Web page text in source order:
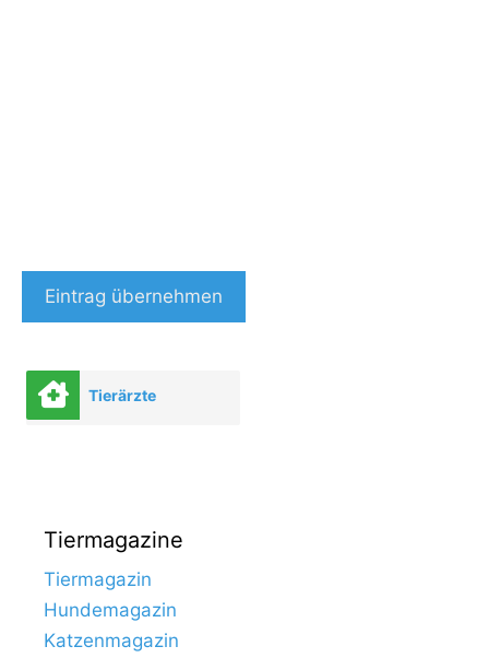
Eintrag übernehmen
Tierärzte
Tiermagazine
Tiermagazin
Hundemagazin
Katzenmagazin